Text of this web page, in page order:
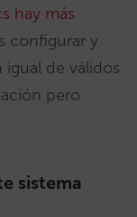
hay más
configurar y
igual de válidos
pero
sistema